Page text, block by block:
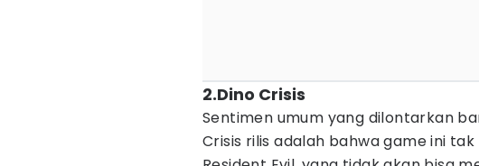
2.Dino Crisis
Sentimen umum yang dilontarkan
Crisis rilis adalah bahwa game ini